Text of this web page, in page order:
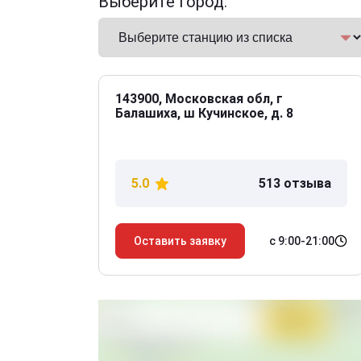
143900, Московская обл, г
Балашиха, ш Кучинское, д. 8
5.0 513 отзыва
Оставить заявку с 9:00-21:00